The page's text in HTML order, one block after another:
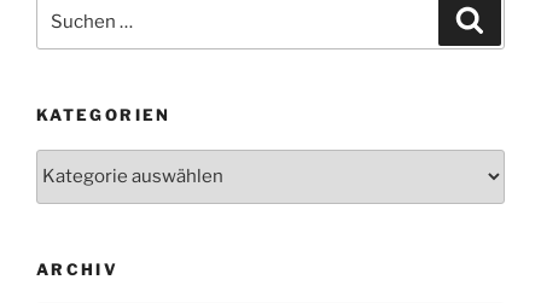
nach:
KATEGORIEN
ARCHIV